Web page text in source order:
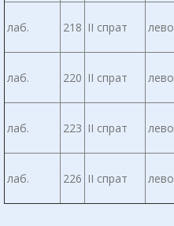
лаб. 218 II спрат лево
лаб. 220 II спрат лево
лаб. 223 II спрат лево
лаб. 226 II спрат лево